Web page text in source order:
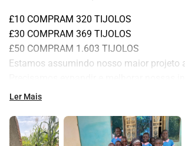
£10 COMPRAM 320 TIJOLOS
£30 COMPRAM 369 TIJOLOS
£50 COMPRAM 1.603 TIJOLOS
Estamos assumindo nosso maior projeto
para acomodar mais crianças e atender
governo local. Isso nos permitirá
com o governo local e abrir tantas novas
Ler Mais